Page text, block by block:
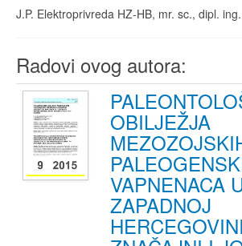
J.P. Elektroprivreda HZ-HB, mr. sc., dipl.
Radovi ovog autora:
OBILJEŽJA
VAPNENACA
ZAPADNOJ